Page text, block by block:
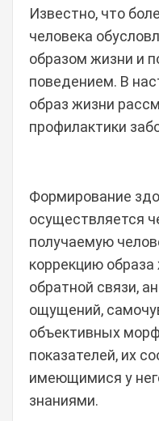
Известно, что
человека
образом жизни и
поведением. В
образ жизни
профилактики
Формирование
осуществляется
получаемую
коррекцию
обратной связи,
ощущений,
объективных
показателей, их
имеющимися у
знаниями.